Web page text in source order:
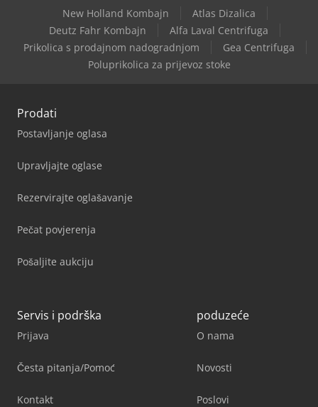
New Holland Kombajn
Atlas Dizalica
Deutz Fahr Kombajn
Alfa Laval Centrifuga
Prikolica s prodajnom nadogradnjom
Gea Centrifuga
Poluprikolica za prijevoz stoke
Prodati
Postavljanje oglasa
Upravljajte oglase
Rezervirajte oglašavanje
Pečat povjerenja
Pošaljite aukciju
Servis i podrška
Prijava
Česta pitanja/Pomoć
Kontakt
poduzeće
O nama
Novosti
Poslovi